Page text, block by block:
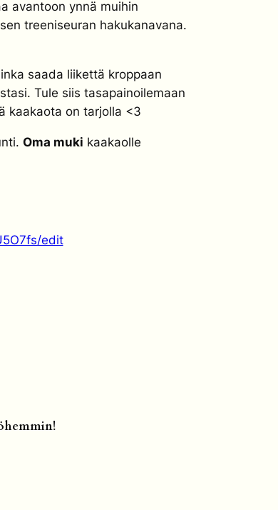
avantoon ynnä muihin
treeniseuran hakukanavana.
saada liikettä kroppaan
Tule siis tasapainoilemaan
kaakaota on tarjolla <3
Oma muki kaakaolle
edit